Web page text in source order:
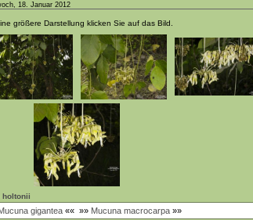
18. Januar 2012
größere Darstellung klicken Sie auf das Bild.
holtonii
gigantea «« »» Mucuna macrocarpa »»